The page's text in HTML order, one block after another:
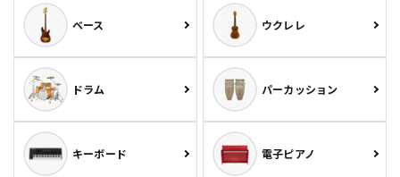
ベース ウクレレ
ドラム パーカッション
キーボード 電子ピアノ